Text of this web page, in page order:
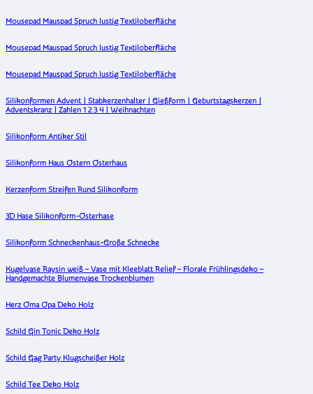
Mousepad Mauspad Spruch lustig Textiloberfläche
Mousepad Mauspad Spruch lustig Textiloberfläche
Mousepad Mauspad Spruch lustig Textiloberfläche
Silikonformen Advent | Stabkerzenhalter | Gießform | Geburtstagskerzen |
Adventskranz | Zahlen 1 2 3 4 | Weihnachten
Silikonform Antiker Stil
Silikonform Haus Ostern Osterhaus
Kerzenform Streifen Rund Silikonform
3D Hase Silikonform-Osterhase
Silikonform Schneckenhaus-Große Schnecke
Kugelvase Raysin weiß – Vase mit Kleeblatt Relief – Florale Frühlingsdeko –
Handgemachte Blumenvase Trockenblumen
Herz Oma Opa Deko Holz
Schild Gin Tonic Deko Holz
Schild Gag Party Klugscheißer Holz
Schild Tee Deko Holz